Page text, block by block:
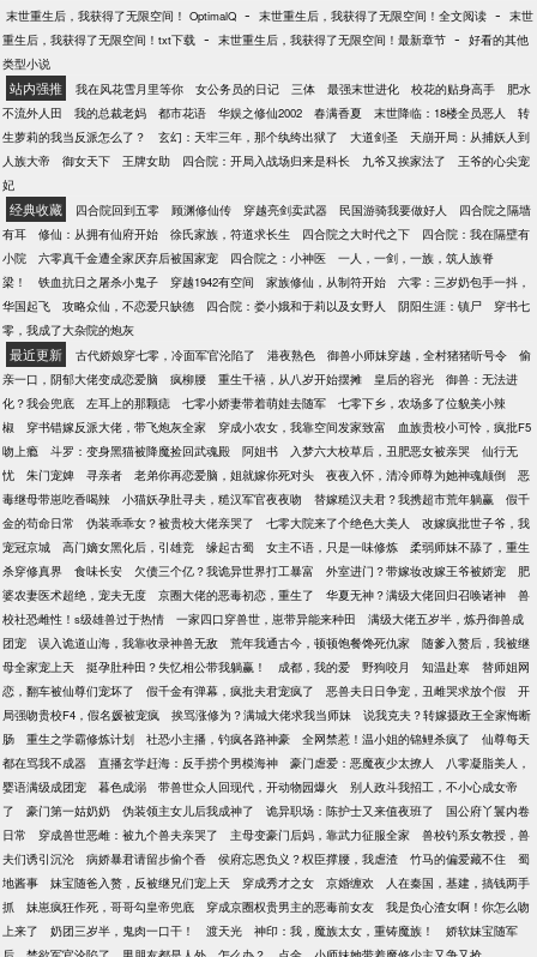
末世重生后，我获得了无限空间！ OptimalQ - 末世重生后，我获得了无限空间！全文阅读 - 末世
重生后，我获得了无限空间！txt下载 - 末世重生后，我获得了无限空间！最新章节 - 好看的其他
类型小说
站内强推 我在风花雪月里等你 女公务员的日记 三体 最强末世进化 校花的贴身高手
肥水
不流外人田
我的总裁老妈 都市花语 华娱之修仙2002 春满香夏 末世降临：18楼全员恶人
转
生萝莉的我当反派怎么了？
玄幻：天牢三年，那个纨绔出狱了 大道剑圣
天崩开局：从捕妖人到
人族大帝
御女天下 王牌女助 四合院：开局入战场归来是科长 九爷又挨家法了
王爷的心尖宠
妃
经典收藏 四合院回到五零 顾渊修仙传 穿越亮剑卖武器 民国游骑我要做好人
四合院之隔墙
有耳
修仙：从拥有仙府开始 徐氏家族，符道求长生 四合院之大时代之下
四合院：我在隔壁有
小院
六零真千金遭全家厌弃后被国家宠 四合院之：小神医
一人，一剑，一族，筑人族脊
梁！
铁血抗日之屠杀小鬼子 穿越1942有空间 家族修仙，从制符开始
六零：三岁奶包手一抖，
华国起飞
攻略众仙，不恋爱只缺德 四合院：娄小娥和于莉以及女野人 阴阳生涯：镇尸
穿书七
零，我成了大杂院的炮灰
最近更新 古代娇娘穿七零，冷面军官沦陷了 港夜熟色 御兽小师妹穿越，全村猪猪听号令
偷
亲一口，阴郁大佬变成恋爱脑
疯柳腰 重生千禧，从八岁开始摆摊 皇后的容光
御兽：无法进
化？我会兜底
左耳上的那颗痣 七零小娇妻带着萌娃去随军
七零下乡，农场多了位貌美小辣
椒
穿书错嫁反派大佬，带飞炮灰全家 穿成小农女，我靠空间发家致富
血族贵校小可怜，疯批F5
吻上瘾
斗罗：变身黑猫被降魔捡回武魂殿 阿姐书 入梦六大校草后，丑肥恶女被亲哭
仙行无
忧
朱门宠婢 寻亲者 老弟你再恋爱脑，姐就嫁你死对头 夜夜入怀，清冷师尊为她神魂颠倒
恶
毒继母带崽吃香喝辣
小猫妖孕肚寻夫，糙汉军官夜夜吻 替嫁糙汉夫君？我携超市荒年躺赢
假千
金的苟命日常
伪装乖乖女？被贵校大佬亲哭了 七零大院来了个绝色大美人
改嫁疯批世子爷，我
宠冠京城
高门嫡女黑化后，引雄竞 缘起古蜀 女主不语，只是一味修炼
柔弱师妹不舔了，重生
杀穿修真界
食味长安 欠债三个亿？我诡异世界打工暴富 外室进门？带嫁妆改嫁王爷被娇宠
肥
婆农妻医术超绝，宠夫无度
京圈大佬的恶毒初恋，重生了 华夏无神？满级大佬回归召唤诸神
兽
校社恐雌性！s级雄兽过于热情
一家四口穿兽世，崽带异能来种田
满级大佬五岁半，炼丹御兽成
团宠
误入诡道山海，我靠收录神兽无敌 荒年我通古今，顿顿饱餐馋死仇家
随爹入赘后，我被继
母全家宠上天
挺孕肚种田？失忆相公带我躺赢！ 成都，我的爱 野狗咬月 知温赴寒
替师姐网
恋，翻车被仙尊们宠坏了
假千金有弹幕，疯批夫君宠疯了 恶兽夫日日争宠，丑雌哭求放个假
开
局强吻贵校F4，假名媛被宠疯
挨骂涨修为？满城大佬求我当师妹
说我克夫？转嫁摄政王全家悔断
肠
重生之学霸修炼计划 社恐小主播，钓疯各路神豪 全网禁惹！温小姐的锦鲤杀疯了
仙尊每天
都在骂我不成器
直播玄学赶海：反手捞个男模海神 豪门虐爱：恶魔夜少太撩人
八零凝脂美人，
婴语满级成团宠
暮色成溺 带兽世众人回现代，开动物园爆火
别人政斗我招工，不小心成女帝
了
豪门第一姑奶奶 伪装领主女儿后我成神了 诡异职场：陈护士又来值夜班了
国公府丫鬟内卷
日常
穿成兽世恶雌：被九个兽夫亲哭了 主母变豪门后妈，靠武力征服全家
兽校钓系女教授，兽
夫们诱引沉沦
病娇暴君请留步偷个香 侯府忘恩负义？权臣撑腰，我虐渣 竹马的偏爱藏不住
蜀
地酱事
妹宝随爸入赘，反被继兄们宠上天 穿成秀才之女 京婚缠欢
人在秦国，基建，搞钱两手
抓
妹崽疯狂作死，哥哥勾皇帝兜底 穿成京圈权贵男主的恶毒前女友
我是负心渣女啊！你怎么吻
上来了
奶团三岁半，鬼肉一口干！ 渡天光 神印：我，魔族太女，重铸魔族！
娇软妹宝随军